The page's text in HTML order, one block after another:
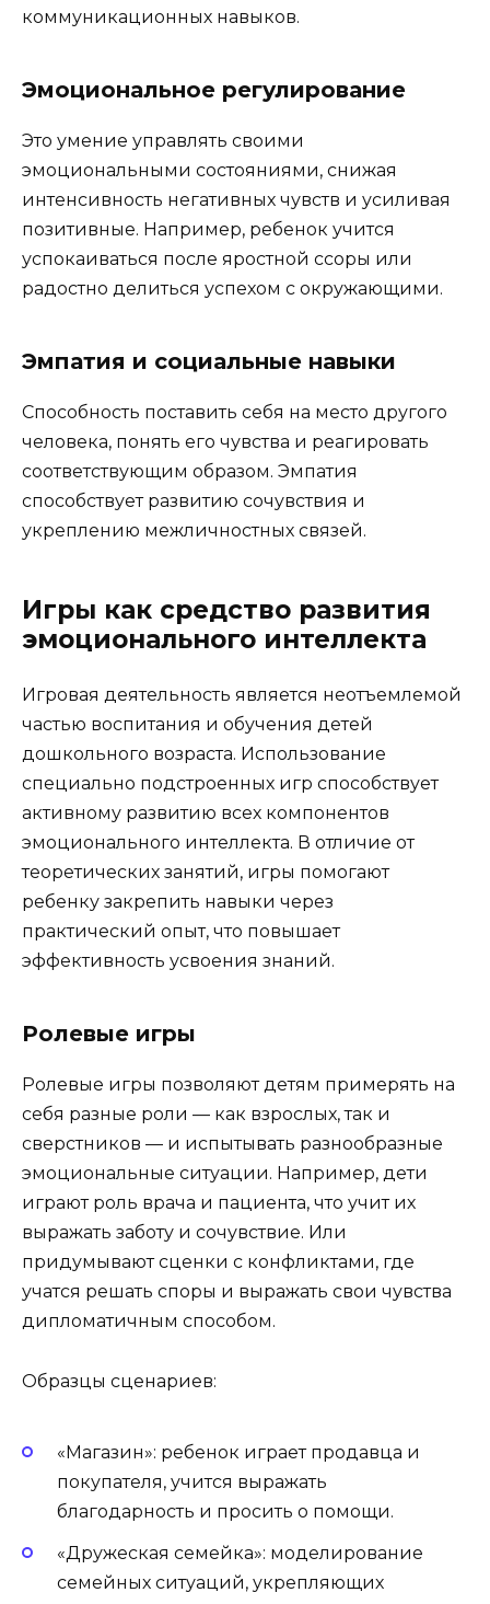
коммуникационных навыков.
Эмоциональное регулирование
Это умение управлять своими
эмоциональными состояниями, снижая
интенсивность негативных чувств и усиливая
позитивные. Например, ребенок учится
успокаиваться после яростной ссоры или
радостно делиться успехом с окружающими.
Эмпатия и социальные навыки
Способность поставить себя на место другого
человека, понять его чувства и реагировать
соответствующим образом. Эмпатия
способствует развитию сочувствия и
укреплению межличностных связей.
Игры как средство развития
эмоционального интеллекта
Игровая деятельность является неотъемлемой
частью воспитания и обучения детей
дошкольного возраста. Использование
специально подстроенных игр способствует
активному развитию всех компонентов
эмоционального интеллекта. В отличие от
теоретических занятий, игры помогают
ребенку закрепить навыки через
практический опыт, что повышает
эффективность усвоения знаний.
Ролевые игры
Ролевые игры позволяют детям примерять на
себя разные роли — как взрослых, так и
сверстников — и испытывать разнообразные
эмоциональные ситуации. Например, дети
играют роль врача и пациента, что учит их
выражать заботу и сочувствие. Или
придумывают сценки с конфликтами, где
учатся решать споры и выражать свои чувства
дипломатичным способом.
Образцы сценариев:
«Магазин»: ребенок играет продавца и
покупателя, учится выражать
благодарность и просить о помощи.
«Дружеская семейка»: моделирование
семейных ситуаций, укрепляющих